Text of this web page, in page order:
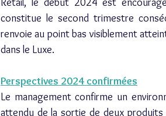
constitue le second trimestre
renvoie au point bas visiblement
dans le Luxe.
Perspectives 2024 confirmées
Le management confirme un
attendu de la sortie de deux produits